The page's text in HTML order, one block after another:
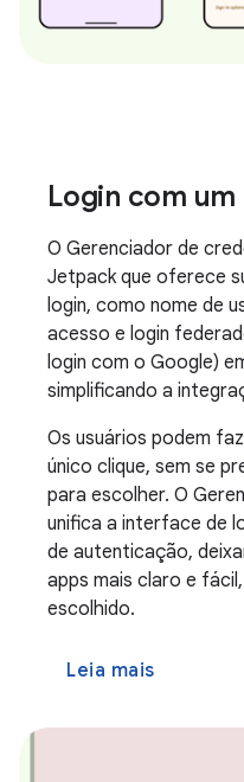
Login com
O Gerenciador de
Jetpack que oferece
login, como nome de
acesso e login
login com o Google)
simplificando a
Os usuários podem
único clique, sem se
para escolher. O
unifica a interface de
de autenticação,
apps mais claro e
escolhido.
Leia mais